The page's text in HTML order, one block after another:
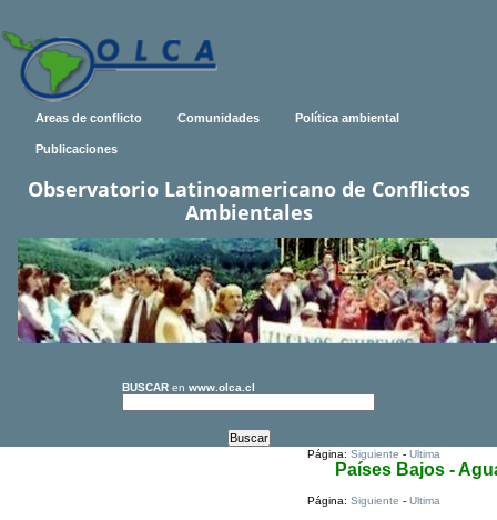
Areas de conflicto Comunidades Política ambiental
Publicaciones
Observatorio Latinoamericano de Conflictos
Ambientales
BUSCAR en www.olca.cl
Página:Siguiente -Ultima
Países Bajos -
Página:Siguiente -Ultima